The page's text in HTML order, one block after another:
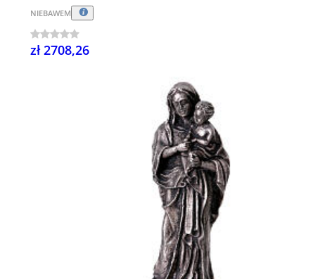
NIEBAWEM
zł 2708,26